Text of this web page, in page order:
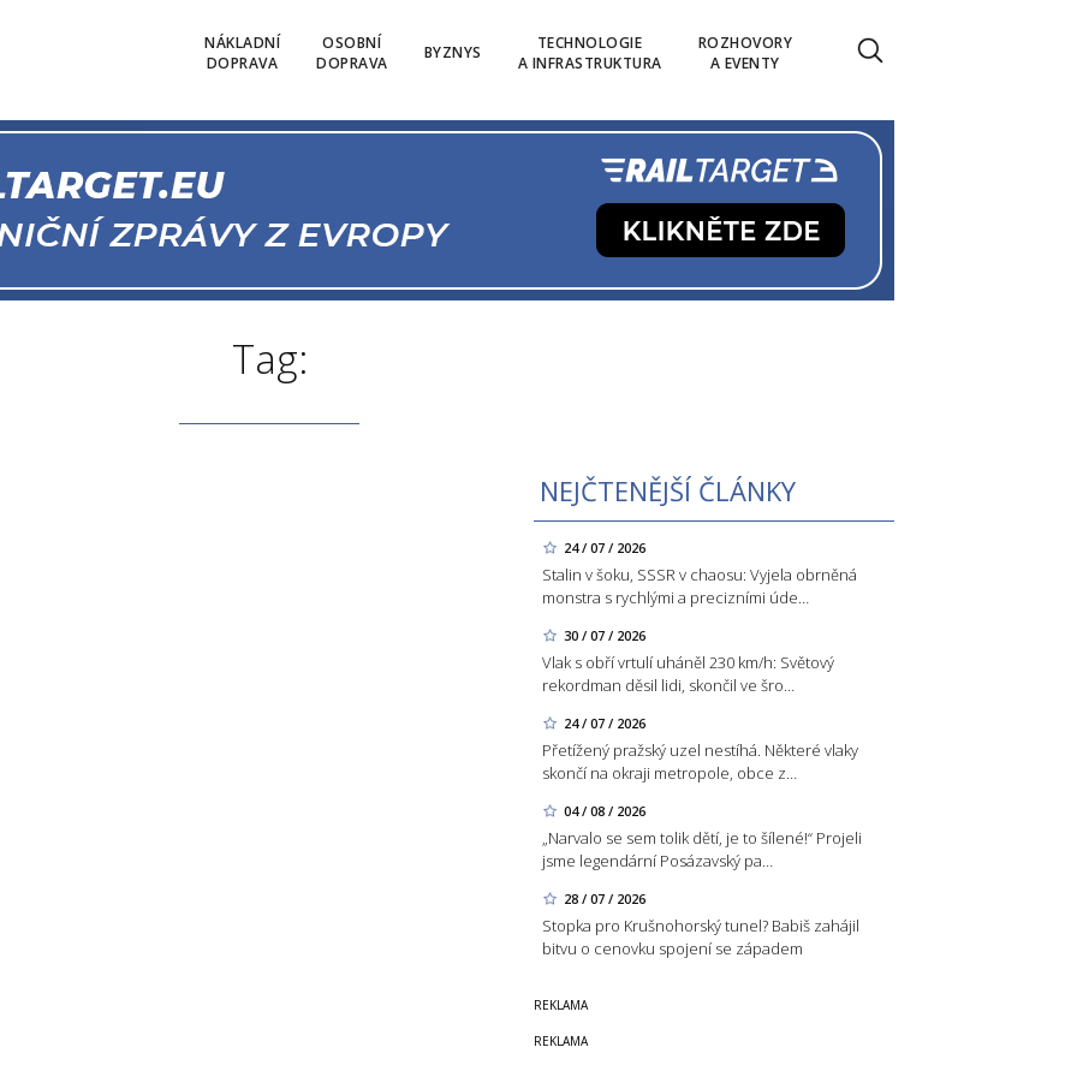
NÁKLADNÍ
DOPRAVA
OSOBNÍ
DOPRAVA
BYZNYS
TECHNOLOGIE
A INFRASTRUKTURA
ROZHOVORY
A EVENTY
Tag:
NEJČTENĚJŠÍ ČLÁNKY
24 / 07 / 2026
Stalin v šoku, SSSR v chaosu: Vyjela obrněná
monstra s rychlými a precizními úde…
30 / 07 / 2026
Vlak s obří vrtulí uháněl 230 km/h: Světový
rekordman děsil lidi, skončil ve šro…
24 / 07 / 2026
Přetížený pražský uzel nestíhá. Některé vlaky
skončí na okraji metropole, obce z…
04 / 08 / 2026
„Narvalo se sem tolik dětí, je to šílené!“ Projeli
jsme legendární Posázavský pa…
28 / 07 / 2026
Stopka pro Krušnohorský tunel? Babiš zahájil
bitvu o cenovku spojení se západem